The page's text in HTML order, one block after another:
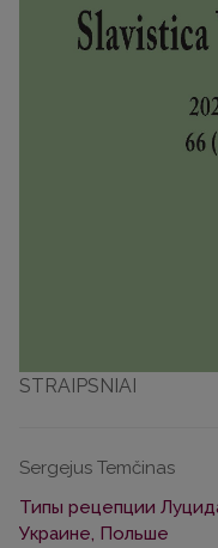
STRAIPSNIAI
Sergejus Temčinas
Типы рецепции
Украине, Польше